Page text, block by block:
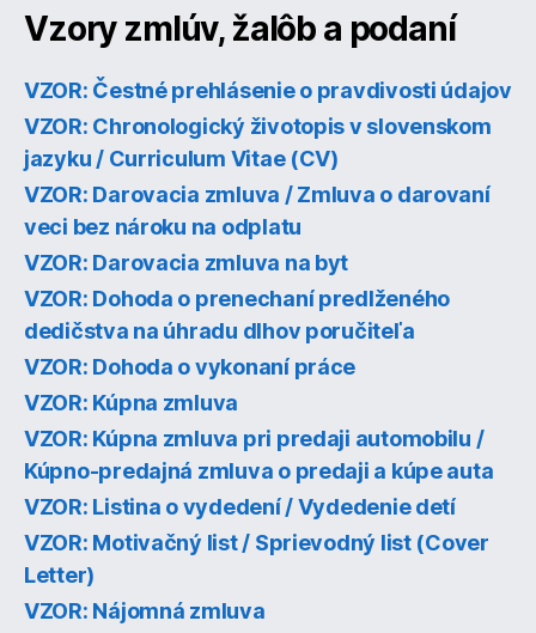
Vzory zmlúv, žalôb a podaní
VZOR: Čestné prehlásenie o pravdivosti údajov
VZOR: Chronologický životopis v slovenskom
jazyku / Curriculum Vitae (CV)
VZOR: Darovacia zmluva / Zmluva o darovaní
veci bez nároku na odplatu
VZOR: Darovacia zmluva na byt
VZOR: Dohoda o prenechaní predlženého
dedičstva na úhradu dlhov poručiteľa
VZOR: Dohoda o vykonaní práce
VZOR: Kúpna zmluva
VZOR: Kúpna zmluva pri predaji automobilu /
Kúpno-predajná zmluva o predaji a kúpe auta
VZOR: Listina o vydedení / Vydedenie detí
VZOR: Motivačný list / Sprievodný list (Cover
Letter)
VZOR: Nájomná zmluva